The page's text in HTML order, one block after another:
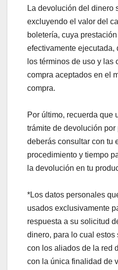
La devolución del dinero
excluyendo el valor del
boletería, cuya
efectivamente ejecutada,
los términos de uso y las
compra aceptados en el
compra.
Por último, recuerda que
trámite de devolución por
deberás consultar con tu
procedimiento y tiempo
la devolución en tu
*Los datos personales
usados exclusivamente
respuesta a su solicitud
dinero, para lo cual estos
con los aliados de la red
con la única finalidad de